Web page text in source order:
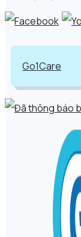
Go1Care